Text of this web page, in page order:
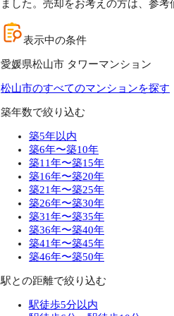
ました。売却をお考えの方は、参考
表示中の条件
愛媛県松山市 タワーマンション
松山市のすべてのマンションを探す
築年数で絞り込む
築5年以内
築6年〜築10年
築11年〜築15年
築16年〜築20年
築21年〜築25年
築26年〜築30年
築31年〜築35年
築36年〜築40年
築41年〜築45年
築46年〜築50年
駅との距離で絞り込む
駅徒歩5分以内